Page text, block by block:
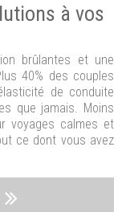
à vos
brûlantes et une
40% des couples
de conduite
que jamais. Moins
voyages calmes et
ce dont vous avez